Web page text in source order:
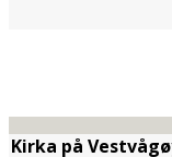
Kirka på